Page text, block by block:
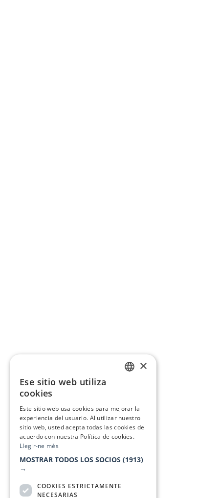
×
Ese sitio web utiliza
cookies
Este sitio web usa cookies para mejorar la
experiencia del usuario. Al utilizar nuestro
sitio web, usted acepta todas las cookies de
acuerdo con nuestra Política de cookies.
Llegir-ne més
MOSTRAR TODOS LOS SOCIOS (1913)
→
COOKIES ESTRICTAMENTE
NECESARIAS